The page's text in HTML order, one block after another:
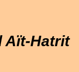
Aït-Hatrit